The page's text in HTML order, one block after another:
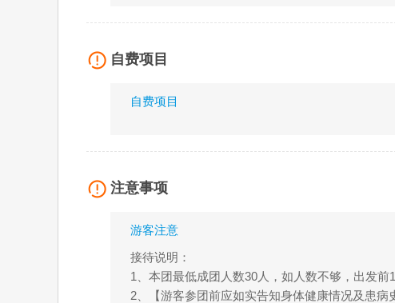
自费项目
自费项目
注意事项
游客注意
接待说明：
1、本团最低成团人数30人，如人数不够，出发
2、【游客参团前应如实告知身体健康情况及患